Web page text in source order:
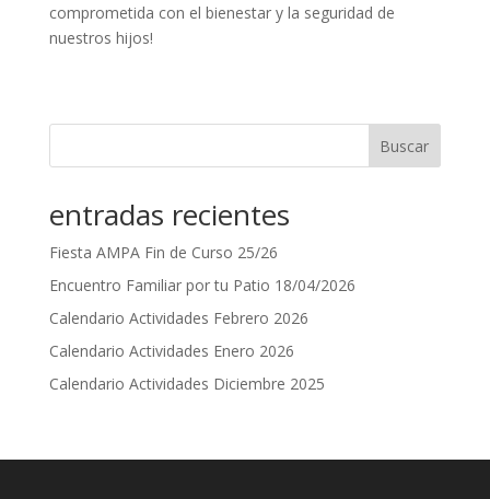
comprometida con el bienestar y la seguridad de
nuestros hijos!
Buscar
entradas recientes
Fiesta AMPA Fin de Curso 25/26
Encuentro Familiar por tu Patio 18/04/2026
Calendario Actividades Febrero 2026
Calendario Actividades Enero 2026
Calendario Actividades Diciembre 2025